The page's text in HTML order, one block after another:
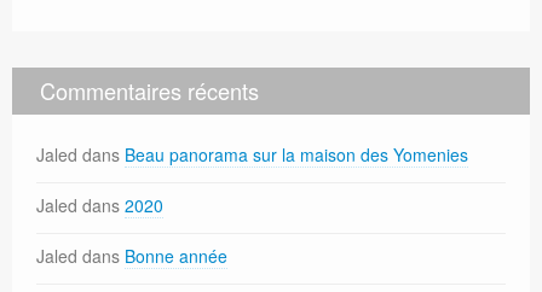
Commentaires récents
Jaled dans Beau panorama sur la maison des Yomenies
Jaled dans 2020
Jaled dans Bonne année